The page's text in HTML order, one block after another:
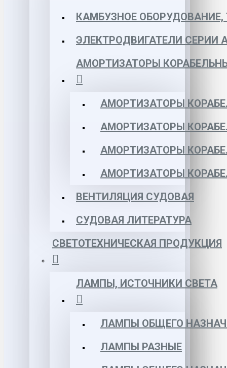
КАМБУЗНОЕ
ЭЛЕКТРОДВИГАТЕЛИ СЕРИИ
АМОРТИЗАТОРЫ
АМОРТИЗАТОРЫ
АМОРТИЗАТОРЫ
АМОРТИЗАТОРЫ
АМОРТИЗАТОРЫ
ВЕНТИЛЯЦИЯ СУДОВАЯ
СУДОВАЯ ЛИТЕРАТУРА
СВЕТОТЕХНИЧЕСКАЯ ПРОДУКЦИЯ
ЛАМПЫ, ИСТОЧНИКИ СВЕТА
ЛАМПЫ ОБЩЕГО
ЛАМПЫ РАЗНЫЕ